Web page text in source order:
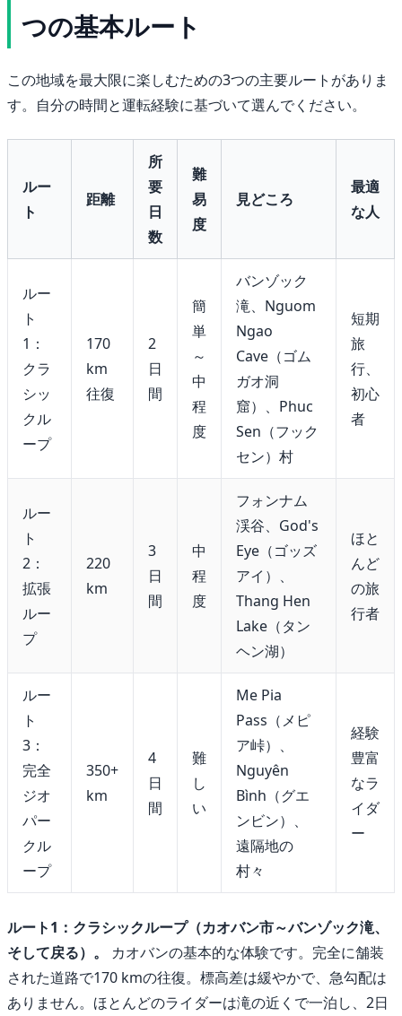
つの基本ルート
この地域を最大限に楽しむための3つの主要ルートがありま
す。自分の時間と運転経験に基づいて選んでください。
ルー
ト
距離
所
要
日
数
難
易
度
見どころ
最適
な人
ルー
ト
1：
クラ
シッ
クル
ープ
170
km
往復
2
日
間
簡
単
～
中
程
度
バンゾック
滝、Nguom
Ngao
Cave（ゴム
ガオ洞
窟）、Phuc
Sen（フック
セン）村
短期
旅
行、
初心
者
ルー
ト
2：
拡張
ルー
プ
220
km
3
日
間
中
程
度
フォンナム
渓谷、God's
Eye（ゴッズ
アイ）、
Thang Hen
Lake（タン
ヘン湖）
ほと
んど
の旅
行者
ルー
ト
3：
完全
ジオ
パー
クル
ープ
350+
km
4
日
間
難
し
い
Me Pia
Pass（メピ
ア峠）、
Nguyên
Bình（グエ
ンビン）、
遠隔地の
村々
経験
豊富
なラ
イダ
ー
ルート1：クラシックループ（カオバン市～バンゾック滝、
そして戻る）。
カオバンの基本的な体験です。完全に舗装
された道路で170 kmの往復。標高差は緩やかで、急勾配は
ありません。ほとんどのライダーは滝の近くで一泊し、2日